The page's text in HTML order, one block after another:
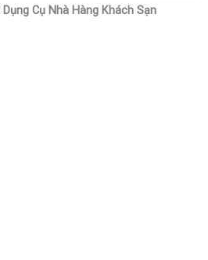
Dụng Cụ Nhà Hàng Khách Sạn